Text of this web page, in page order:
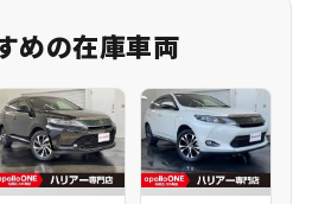
めの在庫車両